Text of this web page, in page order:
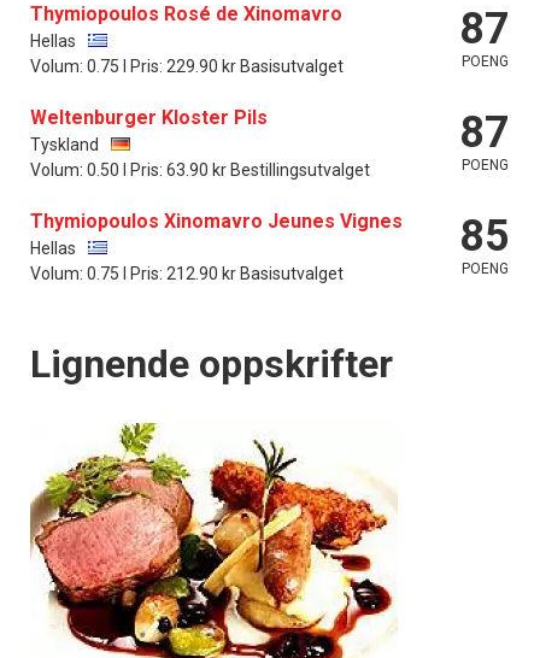
Thymiopoulos Rosé de Xinomavro
Hellas
Volum: 0.75 l Pris: 229.90 kr Basisutvalget
87
POENG
Weltenburger Kloster Pils
Tyskland
Volum: 0.50 l Pris: 63.90 kr Bestillingsutvalget
87
POENG
Thymiopoulos Xinomavro Jeunes Vignes
Hellas
Volum: 0.75 l Pris: 212.90 kr Basisutvalget
85
POENG
Lignende oppskrifter